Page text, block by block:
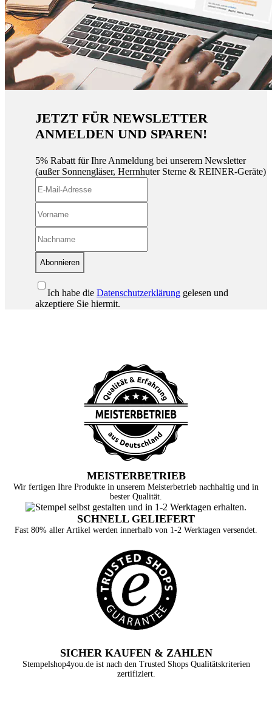
JETZT FÜR NEWSLETTER
ANMELDEN UND SPAREN!
5% Rabatt für Ihre Anmeldung bei unserem Newsletter
(außer Sonnengläser, Herrnhuter Sterne & REINER-Geräte)
Abonnieren
Ich habe die Datenschutzerklärung gelesen und
akzeptiere Sie hiermit.
MEISTERBETRIEB
Wir fertigen Ihre Produkte in unserem Meisterbetrieb nachhaltig und in
bester Qualität.
SCHNELL GELIEFERT
Fast 80% aller Artikel werden innerhalb von 1-2 Werktagen versendet.
SICHER KAUFEN & ZAHLEN
Stempelshop4you.de ist nach den Trusted Shops Qualitätskriterien
zertifiziert.